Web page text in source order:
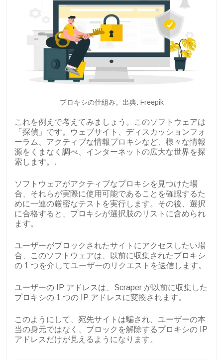
プロキシの仕組み。出典: Freepik
これを例えで考えてみましょう。このソフトウェアは
「探偵」です。ウェブサイト、ディスカッションフォ
ーラム、アクティブな情報プロキシなど、様々な情報
源をくまなく調べ、インターネットの広大な世界を探
索します。.
ソフトウェアがアクティブなプロキシを見つけた場
合、それらが実際に使用可能であることを確認するた
めに一連の厳密なテストを実行します。その後、選択
に合格すると、プロキシが選択肢のリストに含められ
ます。
ユーザーがブロックされたサイトにアクセスしたい場
合、このソフトウェアは、以前に収集されたプロキシ
の 1 つを介してユーザーのリクエストを送信します。
ユーザーの IP アドレスは、Scraper が以前に収集した
プロキシの 1 つの IP アドレスに変換されます。
このようにして、宛先サイトは騙され、ユーザーの本
当の身元ではなく、ブロックを解除するプロキシの IP
アドレスだけが見えるようになります。